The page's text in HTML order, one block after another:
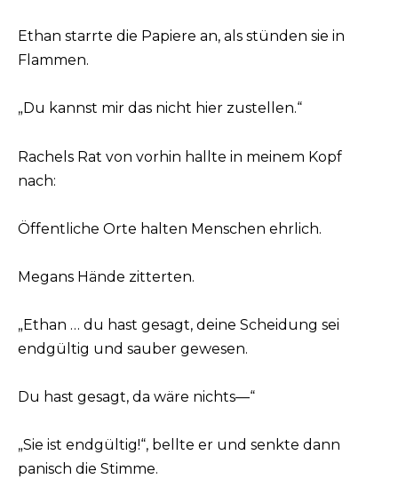
Ethan starrte die Papiere an, als stünden sie in
Flammen.
„Du kannst mir das nicht hier zustellen.“
Rachels Rat von vorhin hallte in meinem Kopf
nach:
Öffentliche Orte halten Menschen ehrlich.
Megans Hände zitterten.
„Ethan … du hast gesagt, deine Scheidung sei
endgültig und sauber gewesen.
Du hast gesagt, da wäre nichts—“
„Sie ist endgültig!“, bellte er und senkte dann
panisch die Stimme.